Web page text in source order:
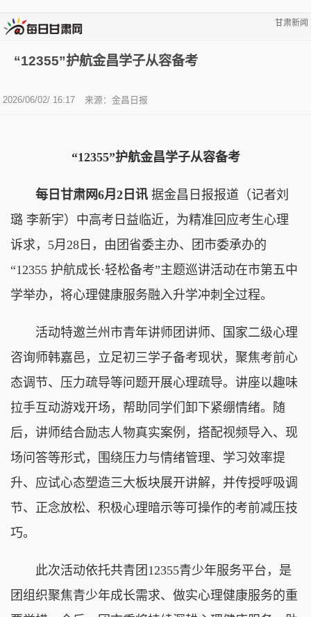
甘肃新闻
“12355”护航金昌学子从容备考
2026/06/02/ 16:17 来源：金昌日报
“12355”护航金昌学子从容备考
每日甘肃网6月2日讯 据金昌日报报道（记者刘
璐 李新宇）中高考日益临近，为精准回应考生心理
诉求，5月28日，由团省委主办、团市委承办的
“12355 护航成长·轻松备考”主题巡讲活动在市第五中
学举办，将心理健康服务融入升学冲刺全过程。
活动特邀兰州市青年讲师团讲师、国家二级心理
咨询师韩嘉邑，立足初三学子备考现状，聚焦考前心
态调节、压力疏导等问题开展心理疏导。讲座以趣味
拉手互动游戏开场，帮助同学们卸下紧绷情绪。随
后，讲师结合励志人物真实案例，搭配视频导入、现
场问答等形式，围绕压力与情绪管理、学习效率提
升、应试心态塑造三大板块展开讲解，并传授呼吸调
节、正念放松、积极心理暗示等可操作的考前减压技
巧。
此次活动依托共青团12355青少年服务平台，是
团组织聚焦青少年成长需求、做实心理健康服务的重